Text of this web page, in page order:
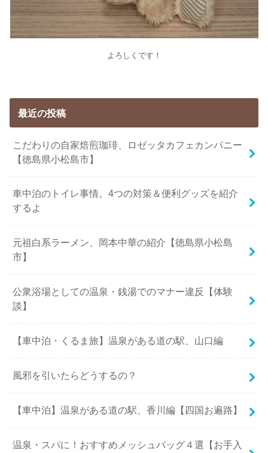
よろしくです！
最近の投稿
こだわりの自家焙煎珈琲、ロゼッタカフェカンパニー
【徳島県小松島市】
車中泊のトイレ事情。4つの対策＆便利グッズを紹介
するよ
元祖白系ラーメン、岡本中華の紹介【徳島県小松島
市】
公衆浴場としての温泉・銭湯でのマナー違反【体験
談】
【車中泊・くるま旅】温泉がある道の駅、山口編
風邪を引いたらどうするの？
【車中泊】温泉がある道の駅、香川編【四国お遍路】
温泉・スパに！おすすめメッシュバッグ４選【お手入